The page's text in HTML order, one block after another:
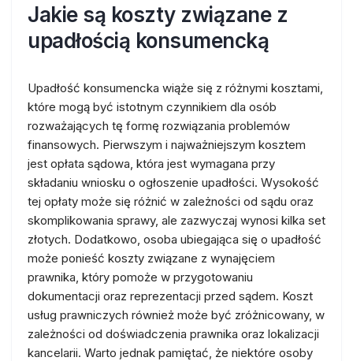
Jakie są koszty związane z
upadłością konsumencką
Upadłość konsumencka wiąże się z różnymi kosztami,
które mogą być istotnym czynnikiem dla osób
rozważających tę formę rozwiązania problemów
finansowych. Pierwszym i najważniejszym kosztem
jest opłata sądowa, która jest wymagana przy
składaniu wniosku o ogłoszenie upadłości. Wysokość
tej opłaty może się różnić w zależności od sądu oraz
skomplikowania sprawy, ale zazwyczaj wynosi kilka set
złotych. Dodatkowo, osoba ubiegająca się o upadłość
może ponieść koszty związane z wynajęciem
prawnika, który pomoże w przygotowaniu
dokumentacji oraz reprezentacji przed sądem. Koszt
usług prawniczych również może być zróżnicowany, w
zależności od doświadczenia prawnika oraz lokalizacji
kancelarii. Warto jednak pamiętać, że niektóre osoby